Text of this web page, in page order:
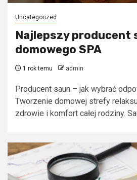
Uncategorized
Najlepszy producent
domowego SPA
1 rok temu admin
Producent saun – jak wybrać
Tworzenie domowej strefy
zdrowie i komfort całej rodziny.